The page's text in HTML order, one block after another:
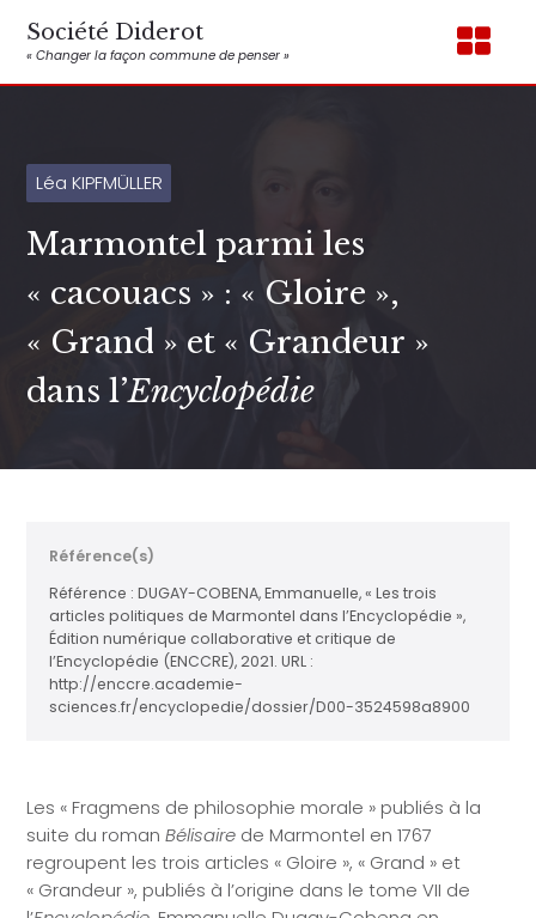
Société Diderot
« Changer la façon commune de penser »
Léa KIPFMÜLLER
Marmontel parmi les
« cacouacs » : « Gloire »,
« Grand » et « Grandeur »
dans l’Encyclopédie
Référence(s)
Référence : DUGAY-COBENA, Emmanuelle, « Les trois
articles politiques de Marmontel dans l’Encyclopédie »,
Édition numérique collaborative et critique de
l’Encyclopédie (ENCCRE), 2021. URL :
http://enccre.academie-
sciences.fr/encyclopedie/dossier/D00-3524598a8900
Les « Fragmens de philosophie morale » publiés à la
suite du romanBélisaire de Marmontel en 1767
regroupent les trois articles « Gloire », « Grand » et
« Grandeur », publiés à l’origine dans le tome VII de